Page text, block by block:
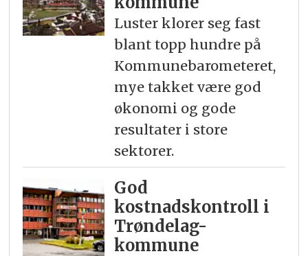
Luster klorer seg fast
blant topp hundre på
Kommunebarometeret,
mye takket være god
økonomi og gode
resultater i store
sektorer.
God
kostnadskontroll i
Trøndelag-
kommune